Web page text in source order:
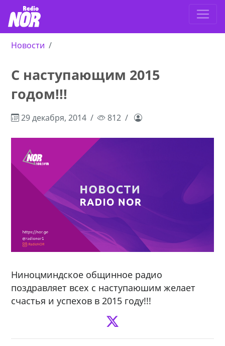
Новости
С наступающим 2015
годом!!!
29 декабря, 2014 812
Ниноцминдское общинное радио
поздравляет всех с наступаюшим желает
счастья и успехов в 2015 году!!!